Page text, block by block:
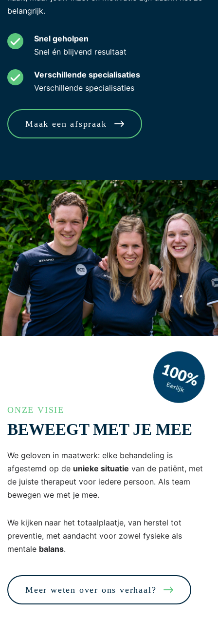
belangrijk.
Snel geholpen
Snel én blijvend resultaat
Verschillende specialisaties
Verschillende specialisaties
Maak een afspraak
ONZE VISIE
BEWEEGT MET JE MEE
We geloven in maatwerk: elke behandeling is
afgestemd op de unieke situatie van de patiënt, met
de juiste therapeut voor iedere persoon. Als team
bewegen we met je mee.
We kijken naar het totaalplaatje, van herstel tot
preventie, met aandacht voor zowel fysieke als
mentale balans.
Meer weten over ons verhaal?